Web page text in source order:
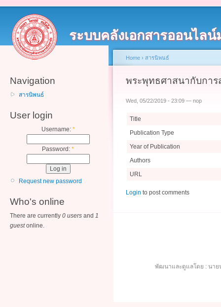
ระบบคลังเอกสารออนไล
Navigation
สารนิพนธ์
User login
Username: *
Password: *
Request new password
Who's online
There are currently 0 users and 1
guestonline.
Home › สารนิพนธ์
พระพุทธศาสนากับการ
Wed, 05/22/2019 - 23:09 — nop
Title
Publication Type
Year of Publication
Authors
URL
Login to post comments
พัฒนาและดูแลโดย : นาย